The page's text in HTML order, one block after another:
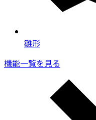
雛形
機能一覧を見る